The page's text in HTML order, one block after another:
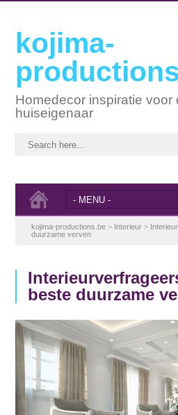
kojima-
Homedecor inspiratie voor
huiseigenaar
kojima-productions.be > Interieur >
duurzame verven
beste duurzame